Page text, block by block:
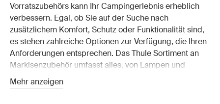
Vorratszubehörs kann Ihr Campingerlebnis erheblich
verbessern. Egal, ob Sie auf der Suche nach
zusätzlichem Komfort, Schutz oder Funktionalität sind,
es stehen zahlreiche Optionen zur Verfügung, die Ihren
Anforderungen entsprechen. Das Thule Sortiment an
Markisenzubehör umfasst alles, von Lampen und
Reparatursets bis hin zu Windschutzgittern und
Sichtschutzpaneelen.
Mehr anzeigen